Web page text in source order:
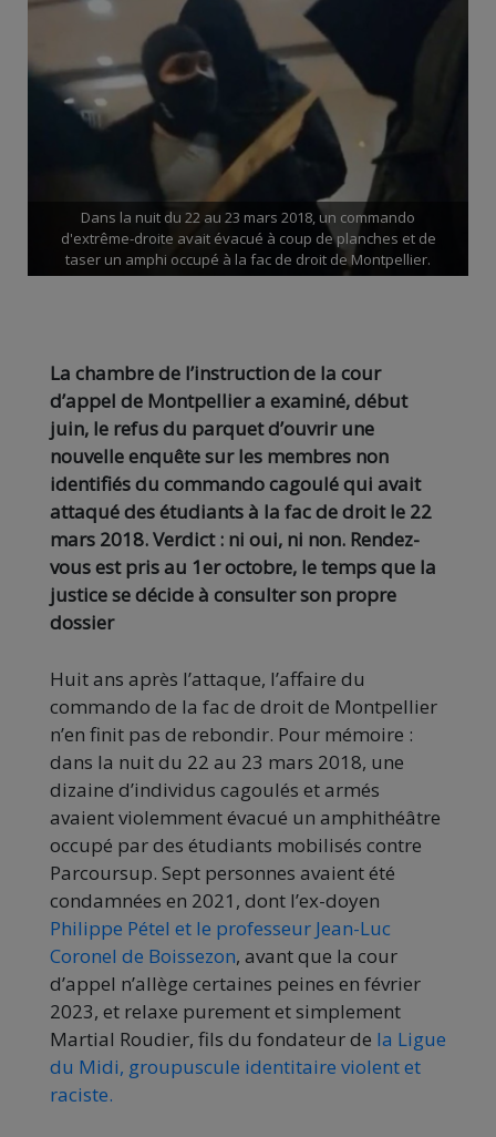
Dans la nuit du 22 au 23 mars 2018, un commando
d'extrême-droite avait évacué à coup de planches et de
taser un amphi occupé à la fac de droit de Montpellier.
La chambre de l’instruction de la cour
d’appel de Montpellier a examiné, début
juin, le refus du parquet d’ouvrir une
nouvelle enquête sur les membres non
identifiés du commando cagoulé qui avait
attaqué des étudiants à la fac de droit le 22
mars 2018.Verdict : ni oui, ni non. Rendez-
vous est pris au 1er octobre, le temps que la
justice se décide à consulter son propre
dossier
Huit ans après l’attaque, l’affaire du
commando de la fac de droit de Montpellier
n’en finit pas de rebondir. Pour mémoire :
dans la nuit du 22 au 23 mars 2018, une
dizaine d’individus cagoulés et armés
avaient violemment évacué un amphithéâtre
occupé par des étudiants mobilisés contre
Parcoursup. Sept personnes avaient été
condamnées en 2021, dont l’ex-doyen
Philippe Pétel et le professeur Jean-Luc
Coronel de Boissezon, avant que la cour
d’appel n’allège certaines peines en février
2023, et relaxe purement et simplement
Martial Roudier, fils du fondateur de la Ligue
du Midi, groupuscule identitaire violent et
raciste.